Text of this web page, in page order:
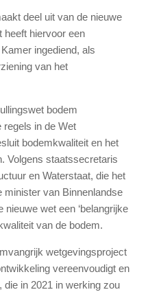
deel uit van de nieuwe
heeft hiervoor een
ingediend, als
van het
bodem
in de Wet
bodemkwaliteit en het
Volgens staatssecretaris
en Waterstaat, die het
van Binnenlandse
wet een ‘belangrijke
van de bodem.
wetgevingsproject
vereenvoudigt en
in 2021 in werking zou